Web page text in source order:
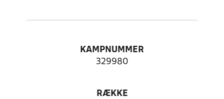
KAMPNUMMER
329980
RÆKKE